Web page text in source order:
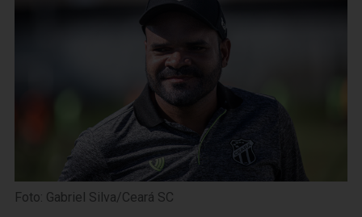
Foto: Gabriel Silva/Ceará SC